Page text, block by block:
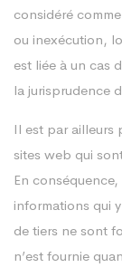
considéré
ou inexécution,
est liée à un cas
la jurisprudence
Il est par ailleurs
sites web qui
En
informations qui
de tiers ne sont
n’est fournie